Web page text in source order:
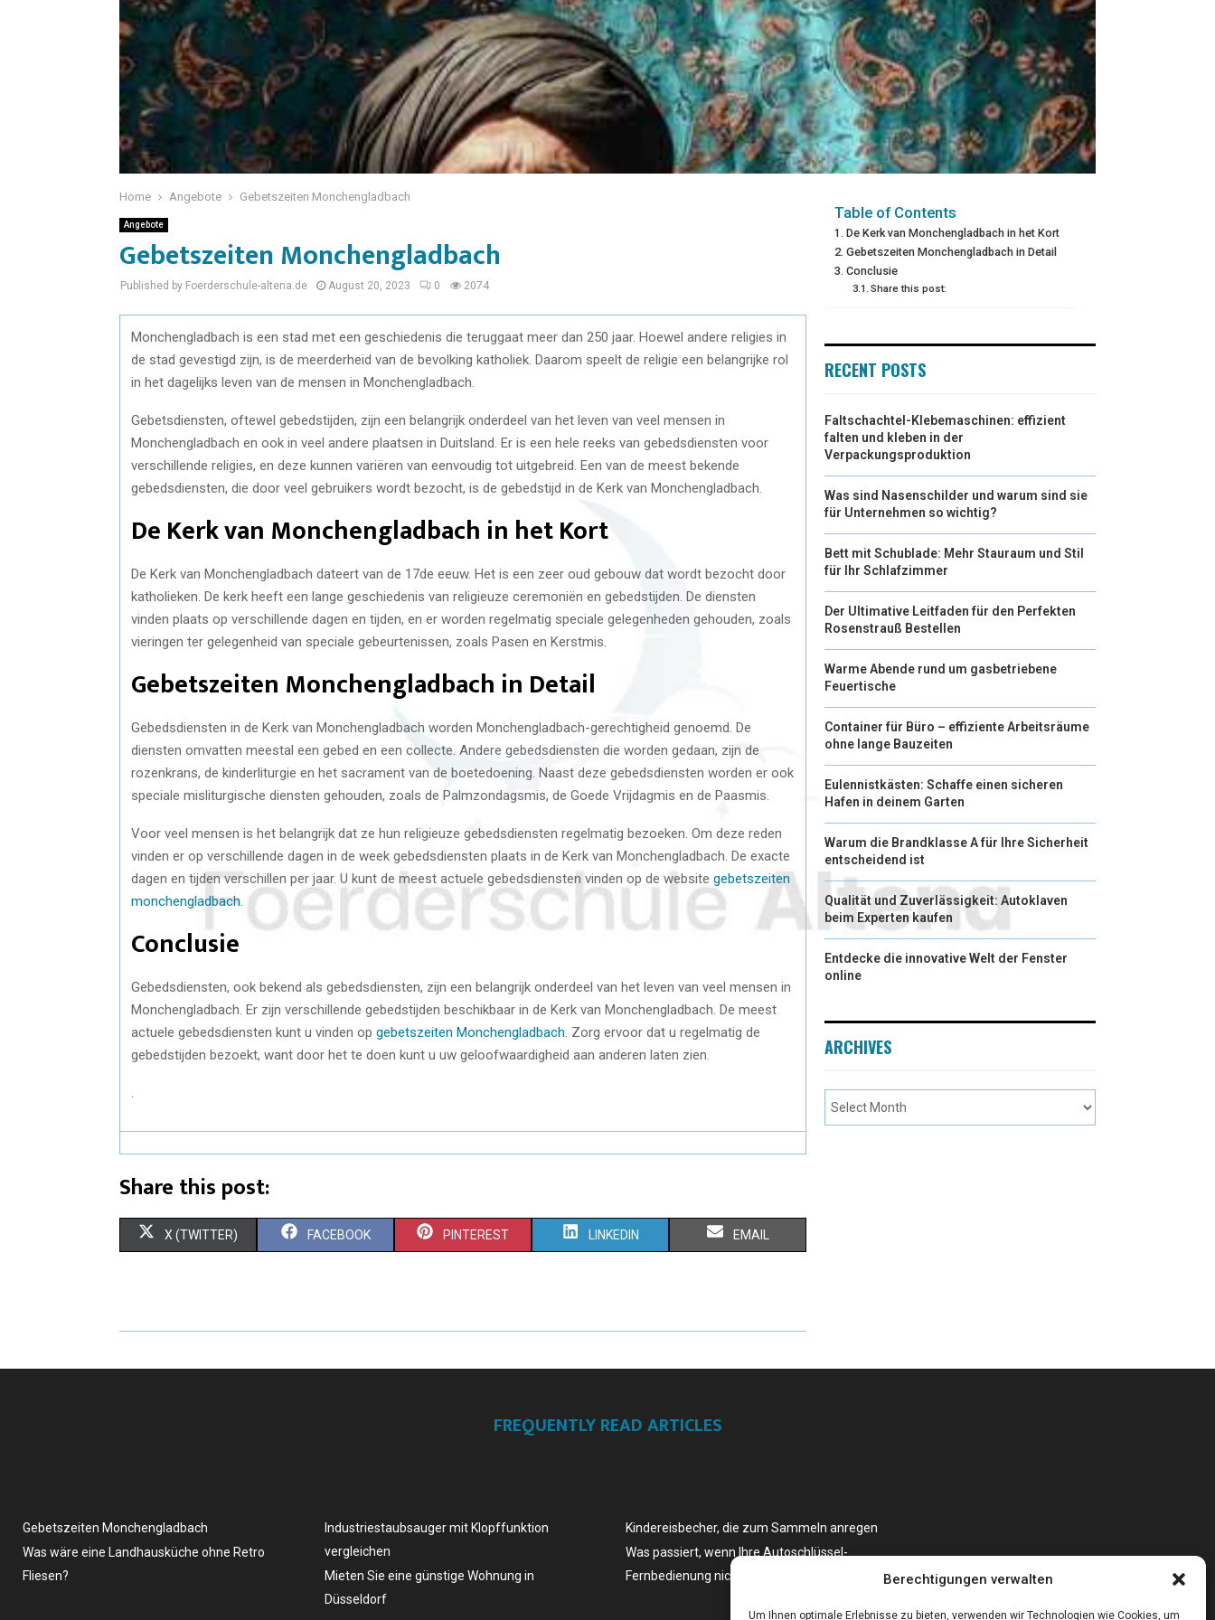
Berechtigungen verwalten
Um Ihnen optimale Erlebnisse zu bieten, verwenden wir Technologien wie Cookies, um
Home Angebote Gebetszeiten Monchengladbach
Angebote
Gebetszeiten Monchengladbach
Published by Foerderschule-altena.de August 20, 2023 0 2074
Monchengladbach is een stad met een geschiedenis die teruggaat meer dan 250 jaar. Hoewel andere religies in
de stad gevestigd zijn, is de meerderheid van de bevolking katholiek. Daarom speelt de religie een belangrijke rol
in het dagelijks leven van de mensen in Monchengladbach.
Gebetsdiensten, oftewel gebedstijden, zijn een belangrijk onderdeel van het leven van veel mensen in
Monchengladbach en ook in veel andere plaatsen in Duitsland. Er is een hele reeks van gebedsdiensten voor
verschillende religies, en deze kunnen variëren van eenvoudig tot uitgebreid. Een van de meest bekende
gebedsdiensten, die door veel gebruikers wordt bezocht, is de gebedstijd in de Kerk van Monchengladbach.
De Kerk van Monchengladbach in het Kort
De Kerk van Monchengladbach dateert van de 17de eeuw. Het is een zeer oud gebouw dat wordt bezocht door
katholieken. De kerk heeft een lange geschiedenis van religieuze ceremoniën en gebedstijden. De diensten
vinden plaats op verschillende dagen en tijden, en er worden regelmatig speciale gelegenheden gehouden, zoals
vieringen ter gelegenheid van speciale gebeurtenissen, zoals Pasen en Kerstmis.
Gebetszeiten Monchengladbach in Detail
Gebedsdiensten in de Kerk van Monchengladbach worden Monchengladbach-gerechtigheid genoemd. De
diensten omvatten meestal een gebed en een collecte. Andere gebedsdiensten die worden gedaan, zijn de
rozenkrans, de kinderliturgie en het sacrament van de boetedoening. Naast deze gebedsdiensten worden er ook
speciale misliturgische diensten gehouden, zoals de Palmzondagsmis, de Goede Vrijdagmis en de Paasmis.
Voor veel mensen is het belangrijk dat ze hun religieuze gebedsdiensten regelmatig bezoeken. Om deze reden
vinden er op verschillende dagen in de week gebedsdiensten plaats in de Kerk van Monchengladbach. De exacte
dagen en tijden verschillen per jaar. U kunt de meest actuele gebedsdiensten vinden op de website gebetszeiten
monchengladbach
Conclusie
Gebedsdiensten, ook bekend als gebedsdiensten, zijn een belangrijk onderdeel van het leven van veel mensen in
Monchengladbach. Er zijn verschillende gebedstijden beschikbaar in de Kerk van Monchengladbach. De meest
actuele gebedsdiensten kunt u vinden op gebetszeiten Monchengladbach . Zorg ervoor dat u regelmatig de
gebedstijden bezoekt, want door het te doen kunt u uw geloofwaardigheid aan anderen laten zien.
Share this post:
X (TWITTER) FACEBOOK PINTEREST LINKEDIN EMAIL
Table of Contents
De Kerk van Monchengladbach in het Kort
Gebetszeiten Monchengladbach in Detail
Conclusie
Share this post:
RECENT POSTS
Faltschachtel-Klebemaschinen: effizient
falten und kleben in der
Verpackungsproduktion
Was sind Nasenschilder und warum sind sie
für Unternehmen so wichtig?
Bett mit Schublade: Mehr Stauraum und Stil
für Ihr Schlafzimmer
Der Ultimative Leitfaden für den Perfekten
Rosenstrauß Bestellen
Warme Abende rund um gasbetriebene
Feuertische
Container für Büro – effiziente Arbeitsräume
ohne lange Bauzeiten
Eulennistkästen: Schaffe einen sicheren
Hafen in deinem Garten
Warum die Brandklasse A für Ihre Sicherheit
entscheidend ist
Qualität und Zuverlässigkeit: Autoklaven
beim Experten kaufen
Entdecke die innovative Welt der Fenster
online
ARCHIVES
FREQUENTLY READ ARTICLES
Gebetszeiten Monchengladbach
Was wäre eine Landhausküche ohne Retro
Fliesen?
Industriestaubsauger mit Klopffunktion
vergleichen
Mieten Sie eine günstige Wohnung in
Düsseldorf
Kindereisbecher, die zum Sammeln anregen
Was passiert, wenn Ihre Autoschlüssel-
Fernbedienung nicht mehr funktioniert?